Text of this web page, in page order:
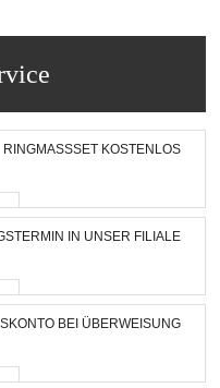
RINGMASSSET KOSTENLOS
IN UNSER FILIALE
BEI ÜBERWEISUNG